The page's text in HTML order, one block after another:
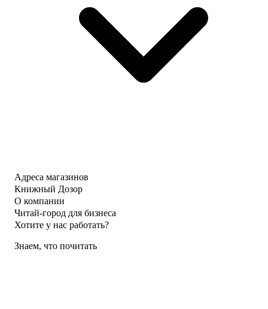
Адреса магазинов
Книжный Дозор
О компании
Читай-город для бизнеса
Хотите у нас работать?
Знаем, что почитать